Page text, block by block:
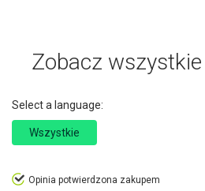
Zobacz
Select a language:
Wszystkie
Opinia potwierdzona zakupem